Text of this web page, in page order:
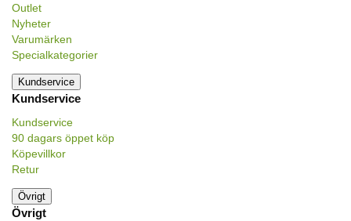
Outlet
Nyheter
Varumärken
Specialkategorier
Kundservice
Kundservice
Kundservice
90 dagars öppet köp
Köpevillkor
Retur
Övrigt
Övrigt